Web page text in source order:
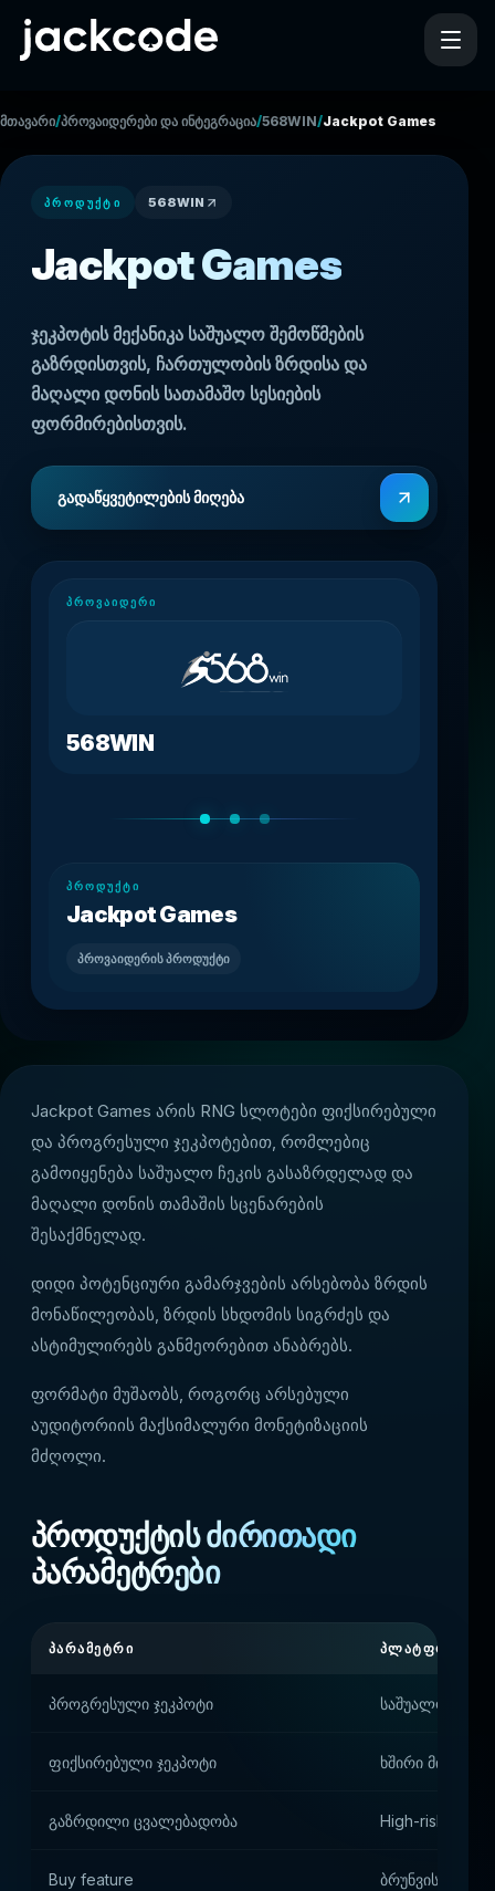
მთავარი/პროვაიდერები და ინტეგრაცია/568WIN/Jackpot Games
ᲞᲠᲝᲓᲣᲥᲢᲘ 568WIN
Jackpot Games
ჯეკპოტის მექანიკა საშუალო შემოწმების
გაზრდისთვის, ჩართულობის ზრდისა და
მაღალი დონის სათამაშო სესიების
ფორმირებისთვის.
გადაწყვეტილების მიღება
ᲞᲠᲝᲕᲐᲘᲓᲔᲠᲘ
568WIN
ᲞᲠᲝᲓᲣᲥᲢᲘ
Jackpot Games
პროვაიდერის პროდუქტი
Jackpot Games არის RNG სლოტები ფიქსირებული
და პროგრესული ჯეკპოტებით, რომლებიც
გამოიყენება საშუალო ჩეკის გასაზრდელად და
მაღალი დონის თამაშის სცენარების
შესაქმნელად.
დიდი პოტენციური გამარჯვების არსებობა ზრდის
მონაწილეობას, ზრდის სხდომის სიგრძეს და
ასტიმულირებს განმეორებით ანაბრებს.
ფორმატი მუშაობს, როგორც არსებული
აუდიტორიის მაქსიმალური მონეტიზაციის
მძღოლი.
პროდუქტის ძირითადი
პარამეტრები
ᲞᲐᲠᲐᲛᲔᲢᲠᲘ ᲞᲚᲐᲢᲤᲝᲠᲛᲘᲡ
პროგრესული ჯეკპოტი საშუალო
ფიქსირებული ჯეკპოტი ხშირი
გაზრდილი ცვალებადობა High-risk/high-
Buy feature ბრუნვის